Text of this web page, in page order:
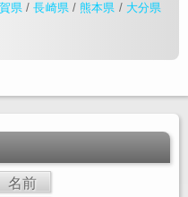
県 /長崎県/熊本県 / 大分県
名前